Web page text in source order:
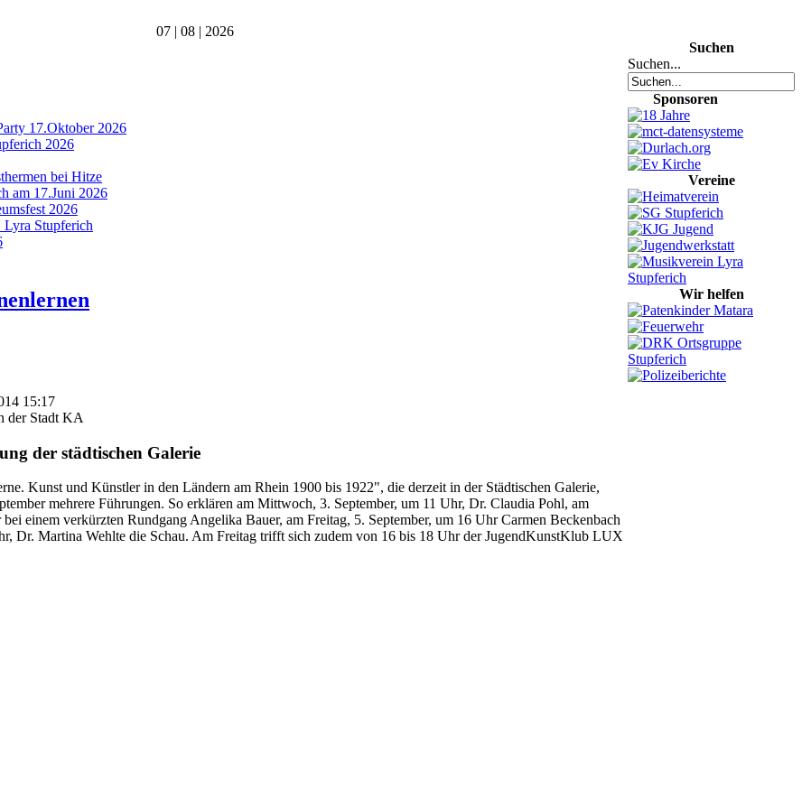
07 | 08 | 2026
17.Oktober 2026
2026
bei Hitze
am 17.Juni 2026
2026
Lyra Stupferich
15:17
der Stadt KA
der städtischen Galerie
Kunst und Künstler in den Ländern am Rhein 1900 bis 1922", die derzeit in der Städtischen Galerie,
mehrere Führungen. So erklären am Mittwoch, 3. September, um 11 Uhr, Dr. Claudia Pohl, am
einem verkürzten Rundgang Angelika Bauer, am Freitag, 5. September, um 16 Uhr Carmen Beckenbach
Dr. Martina Wehlte die Schau. Am Freitag trifft sich zudem von 16 bis 18 Uhr der JugendKunstKlub LUX
Suchen
Suchen...
Sponsoren
Vereine
Wir helfen